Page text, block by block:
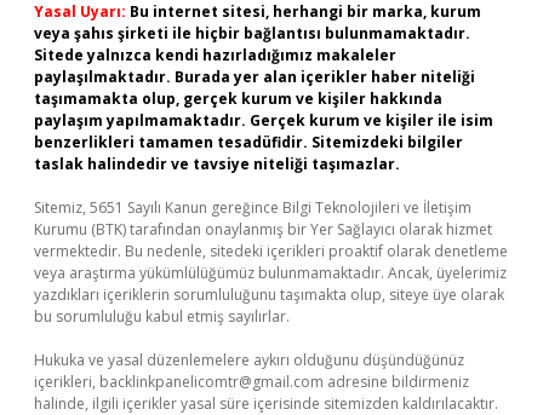
Yasal Uyarı: Bu internet sitesi, herhangi bir marka, kurum
veya şahıs şirketi ile hiçbir bağlantısı bulunmamaktadır.
Sitede yalnızca kendi hazırladığımız makaleler
paylaşılmaktadır. Burada yer alan içerikler haber niteliği
taşımamakta olup, gerçek kurum ve kişiler hakkında
paylaşım yapılmamaktadır. Gerçek kurum ve kişiler ile isim
benzerlikleri tamamen tesadüfidir. Sitemizdeki bilgiler
taslak halindedir ve tavsiye niteliği taşımazlar.
Sitemiz, 5651 Sayılı Kanun gereğince Bilgi Teknolojileri ve İletişim
Kurumu (BTK) tarafından onaylanmış bir Yer Sağlayıcı olarak hizmet
vermektedir. Bu nedenle, sitedeki içerikleri proaktif olarak denetleme
veya araştırma yükümlülüğümüz bulunmamaktadır. Ancak, üyelerimiz
yazdıkları içeriklerin sorumluluğunu taşımakta olup, siteye üye olarak
bu sorumluluğu kabul etmiş sayılırlar.
Hukuka ve yasal düzenlemelere aykırı olduğunu düşündüğünüz
içerikleri, backlinkpanelicomtr@gmail.com adresine bildirmeniz
halinde, ilgili içerikler yasal süre içerisinde sitemizden kaldırılacaktır.